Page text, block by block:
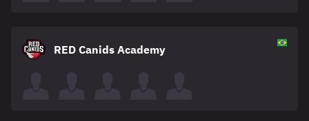
RED Canids Academy